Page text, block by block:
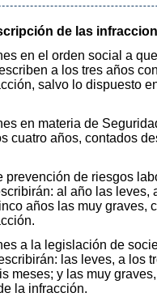
de las
en el orden social a
a los tres años
salvo lo dispuesto
en materia de
cuatro años, contados
prevención de riesgos
al año las leves,
años las muy graves,
a la legislación de
las leves, a los
meses; y las muy
la infracción.